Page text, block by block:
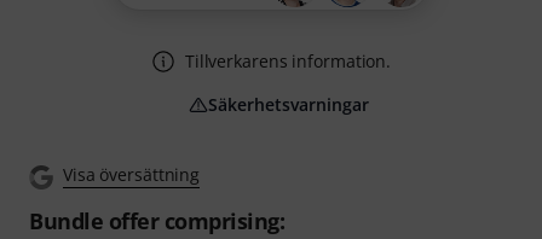
Visa översättning
Bundle offer comprising:
Tillverkarens information.
Säkerhetsvarningar